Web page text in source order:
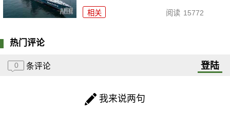
相关 阅读 15772
热门评论
0 条评论 登陆
我来说两句